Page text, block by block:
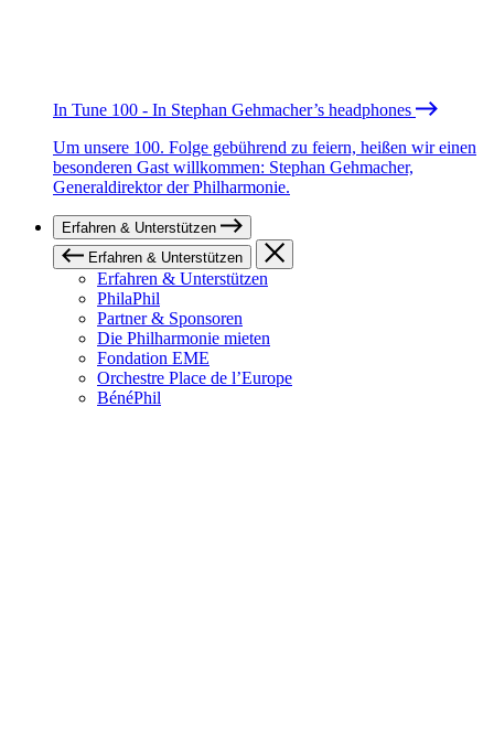
In Tune 100 - In Stephan Gehmacher’s headphones
Um unsere 100. Folge gebührend zu feiern, heißen wir einen
besonderen Gast willkommen: Stephan Gehmacher,
Generaldirektor der Philharmonie.
Erfahren & Unterstützen
Erfahren & Unterstützen
Erfahren & Unterstützen
PhilaPhil
Partner & Sponsoren
Die Philharmonie mieten
Fondation EME
Orchestre Place de l’Europe
BénéPhil